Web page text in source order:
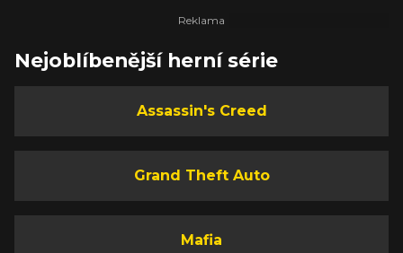
Nejoblíbenější herní série
Assassin's Creed
Grand Theft Auto
Mafia